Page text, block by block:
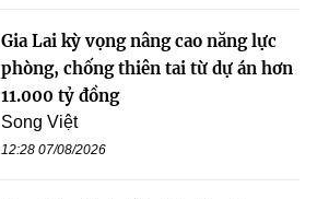
Gia Lai kỳ vọng nâng cao năng lực
phòng, chống thiên tai từ dự án hơn
11.000 tỷ đồng
Song Việt
12:28 07/08/2026